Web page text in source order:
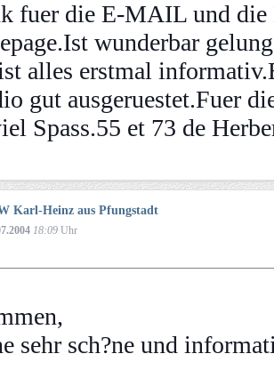
fuer die E-MAIL und die
wunderbar
alles erstmal
gut ausgeruestet.Fuer
Spass.55 et 73 de
Karl-Heinz aus Pfungstadt
18:09 Uhr
sehr sch?ne und